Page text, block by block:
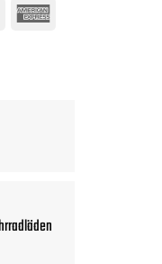
MasterCard